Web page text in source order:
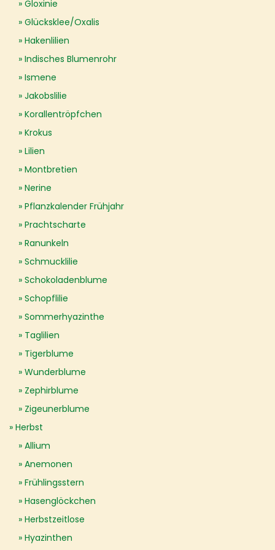
Gloxinie
Glücksklee/Oxalis
Hakenlilien
Indisches Blumenrohr
Ismene
Jakobslilie
Korallentröpfchen
Krokus
Lilien
Montbretien
Nerine
Pflanzkalender Frühjahr
Prachtscharte
Ranunkeln
Schmucklilie
Schokoladenblume
Schopflilie
Sommerhyazinthe
Taglilien
Tigerblume
Wunderblume
Zephirblume
Zigeunerblume
Herbst
Allium
Anemonen
Frühlingsstern
Hasenglöckchen
Herbstzeitlose
Hyazinthen